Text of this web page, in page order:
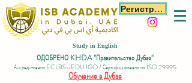
Регистрация
Study in English
ОДОБРЕНО KHDA "Правительство Дубая"
Аккредитовано ECLBS и EDU IGO / Сертифицировано по ISO 29995
Обучение в Дубае